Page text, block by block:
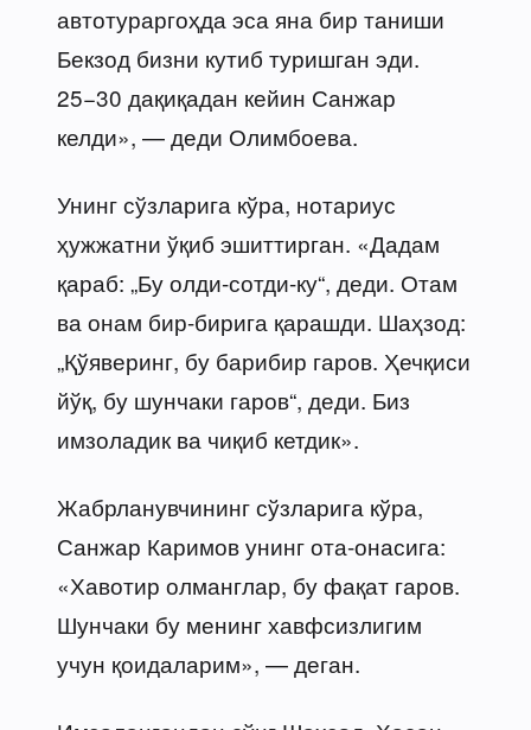
автотураргоҳда эса яна бир таниши
Бекзод бизни кутиб туришган эди.
25−30 дақиқадан кейин Санжар
келди», — деди Олимбоева.
Унинг сўзларига кўра, нотариус
ҳужжатни ўқиб эшиттирган. «Дадам
қараб: „Бу олди-сотди-ку“, деди. Отам
ва онам бир-бирига қарашди. Шаҳзод:
„Қўяверинг, бу барибир гаров. Ҳечқиси
йўқ, бу шунчаки гаров“, деди. Биз
имзоладик ва чиқиб кетдик».
Жабрланувчининг сўзларига кўра,
Санжар Каримов унинг ота-онасига:
«Хавотир олманглар, бу фақат гаров.
Шунчаки бу менинг хавфсизлигим
учун қоидаларим», — деган.